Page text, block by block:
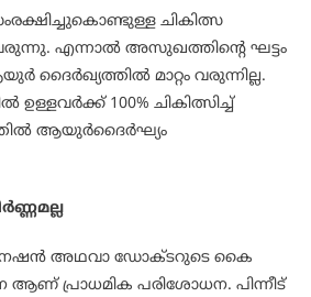
ചികിത്സ
എന്നാല്‍ അസുഖത്തിന്റെ ഘട്ടം
ദൈര്‍ഖ്യത്തില്‍ മാറ്റം വരുന്നില്ല.
100% ചികിത്സിച്ച്
ആയുര്‍ദൈര്‍ഘ്യം
അഥവാ ഡോക്ടറുടെ കൈ
പ്രാധമിക പരിശോധന. പിന്നീട്